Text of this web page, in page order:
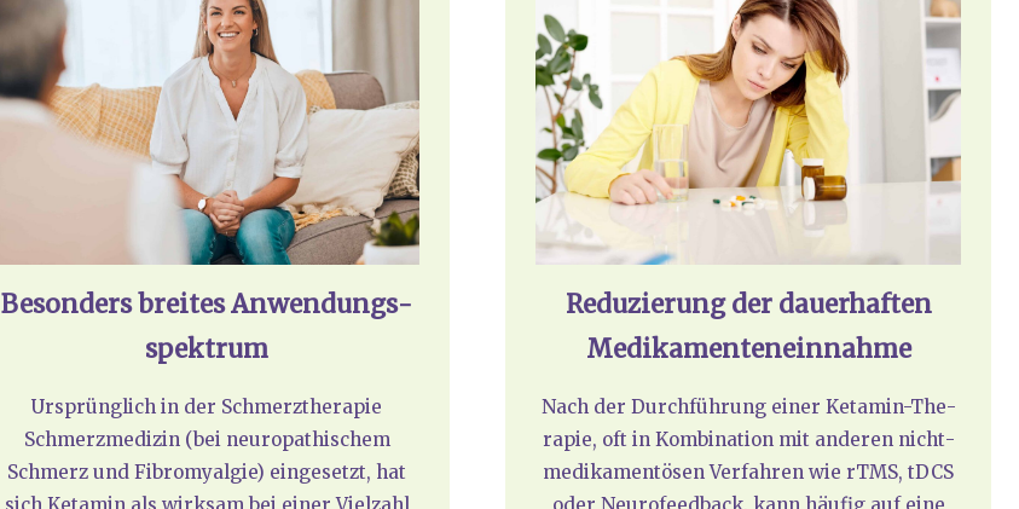
Beson­ders brei­tes Anwen­dungs­
spek­trum
Ursprüng­lich in der Schmerz­the­ra­pie
Schmerz­me­di­zin (bei neu­ro­pa­thi­schem
Schmerz und Fibro­my­al­gie) ein­ge­setzt, hat
Redu­zie­rung der dau­er­haf­ten
Medi­ka­men­ten­ein­nah­me
Nach der Durch­füh­rung einer Ket­amin-The­
ra­pie, oft in Kom­bi­na­ti­on mit ande­ren nicht­
me­di­ka­men­tö­sen Ver­fah­ren wie rTMS, tDCS